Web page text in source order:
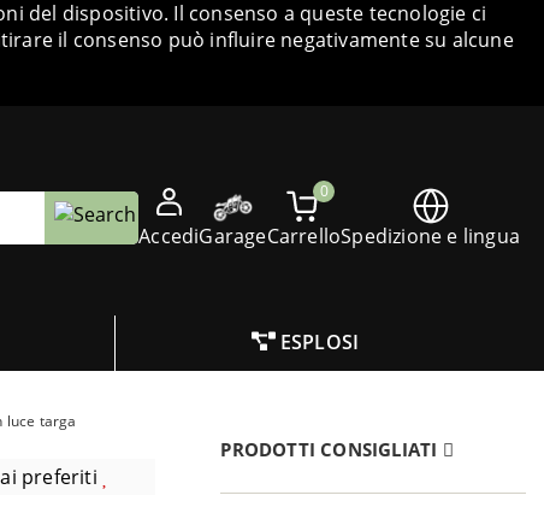
del dispositivo. Il consenso a queste tecnologie ci
il consenso può influire negativamente su alcune
AccediGarage
0
CarrelloSpedizione e lingua
ESPLOSI
luce targa
preferiti
PRODOTTI CONSIGLIATI